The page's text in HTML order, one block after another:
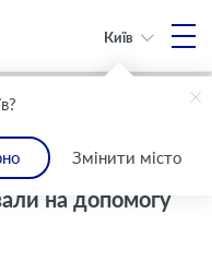
Змінити місто
Київ
ЗСУ 100
на допомогу